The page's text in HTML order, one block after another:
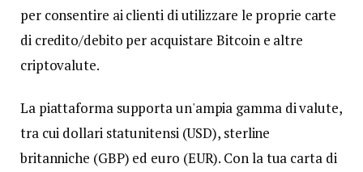
per consentire ai clienti di utilizzare le proprie carte
di credito/debito per acquistare Bitcoin e altre
criptovalute.
La piattaforma supporta un'ampia gamma di valute,
tra cui dollari statunitensi (USD), sterline
britanniche (GBP) ed euro (EUR). Con la tua carta di